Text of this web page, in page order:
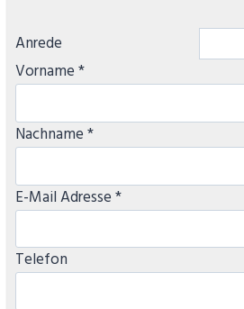
Anrede
Vorname *
Nachname *
E-Mail Adresse *
Telefon